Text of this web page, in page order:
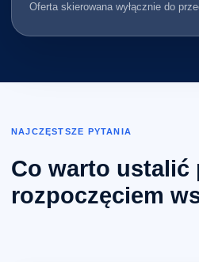
Oferta skierowana wyłącznie do
NAJCZĘSTSZE PYTANIA
Co warto ustalić
rozpoczęciem